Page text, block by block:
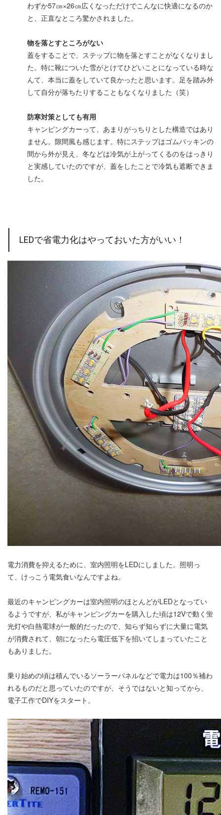
わずか57㎝×26㎝広くなっただけでこんなに快適になるのか
と、正直なところ驚かされました。
物を落とすところがない
蓋をすることで、ステップに物を落とすことがなくなりまし
た。特に靴についた雪がとけてひどいことになっている時な
んて、本当に蓋をしていて良かったと思います。足を踏み外
して自分が落ちたりすることもなくなりました（笑）
防寒対策としても有用
キャンピングカーって、あまりがっちりとした構造ではあり
ません。隙間風も感じます。特にステップはゴムパッキンの
間から外が見え、冬などは冷気が上がってくるのをはっきり
と実感していたのですが、蓋をしたことで冷気も遮断できま
した。
LEDで省電力化はやっておいた方がいい！
電力消費を抑えるために、室内照明をLEDにしました。照明っ
て、けっこう電気食いなんですよね。
最近のキャンピングカーは室内照明のほとんどがLEDとなってい
るようですが、私がキャンピングカーを購入した頃は12Vで動く蛍
光灯や白熱電球が一般的だったので、知らず知らずに大量に電気
が消費されて、朝になったら電圧低下を招いてしまっていたこと
もありました。
乗り始めの頃は積んでいるソーラーパネルなどで電力は100％補わ
れるものだと思っていたのですが、そうではないと知ってから、
電子工作でDIYをスタート。